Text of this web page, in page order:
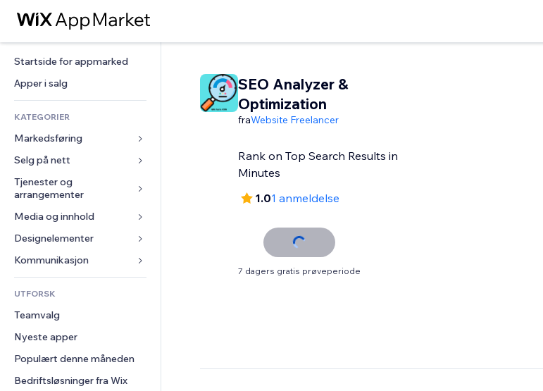
Startside for appmarked
Apper i salg
KATEGORIER
Markedsføring
Annonser
Mobil
Analyser
Sosiale medier
SEO
Engasjement
Nettstedsoppføringer
E-post
Konvertering
Selg på nett
Apper for butikker
Frakt og levering
Selg-knapper
Nettkurs
On-demand-utskrift
Regnskap
Kuponger og fordelsprogram
Lagerløsninger
Dropshipping
Priser og abonnement
Folkefinansiering
Tjenester og
arrangementer
Hoteller
Arrangementer
Restauranter
Eiendom
Bookinger
Media og innhold
Galleri
Musikk
Podkaster
Fotografi
Video
PDF
Fildeling
Nyheter
Designelementer
Kart og navigasjon
Personvern og sikkerhet
Klokke
Sidemaler
Bildeeffekter
Knapper og menyer
Bannere og merker
Skjemaer
Avstemninger
Chat
Kommentarer
Telefon
UTFORSK
Teamvalg
Nyeste apper
Populært denne måneden
Bedriftsløsninger fra Wix
SEO Analyzer &
Optimization
fraWebsite Freelancer
Rank on Top Search Results in
Minutes
1.01 anmeldelse
7 dagers gratis prøveperiode